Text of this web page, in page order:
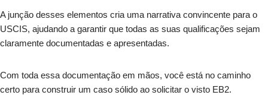
A junção desses elementos cria uma narrativa convincente para o
USCIS, ajudando a garantir que todas as suas qualificações sejam
claramente documentadas e apresentadas.
Com toda essa documentação em mãos, você está no caminho
certo para construir um caso sólido ao solicitar o visto EB2.